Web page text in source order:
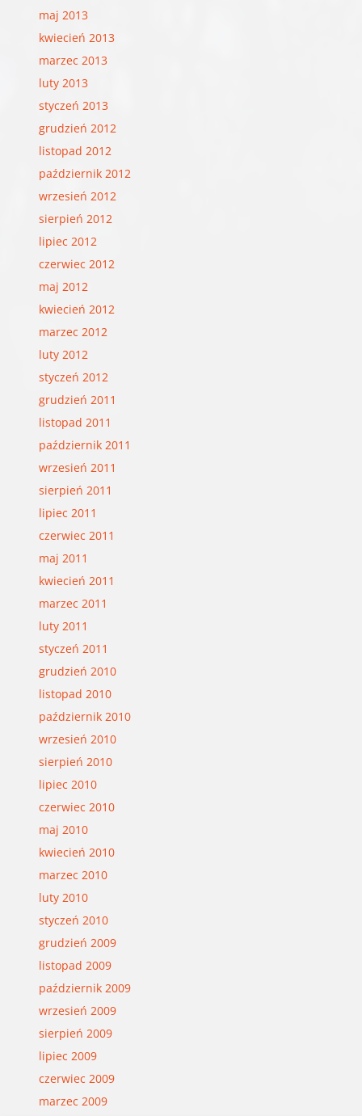
maj 2013
kwiecień 2013
marzec 2013
luty 2013
styczeń 2013
grudzień 2012
listopad 2012
październik 2012
wrzesień 2012
sierpień 2012
lipiec 2012
czerwiec 2012
maj 2012
kwiecień 2012
marzec 2012
luty 2012
styczeń 2012
grudzień 2011
listopad 2011
październik 2011
wrzesień 2011
sierpień 2011
lipiec 2011
czerwiec 2011
maj 2011
kwiecień 2011
marzec 2011
luty 2011
styczeń 2011
grudzień 2010
listopad 2010
październik 2010
wrzesień 2010
sierpień 2010
lipiec 2010
czerwiec 2010
maj 2010
kwiecień 2010
marzec 2010
luty 2010
styczeń 2010
grudzień 2009
listopad 2009
październik 2009
wrzesień 2009
sierpień 2009
lipiec 2009
czerwiec 2009
marzec 2009